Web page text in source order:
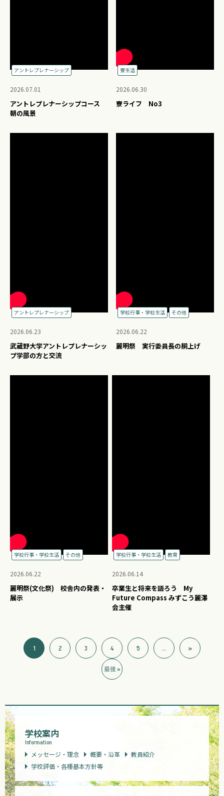
アントレプレナーシップ
2026.07.01
アントレプレナーシップコース
朝の風景
寮生活
2026.06.30
寮ライフ No3
アントレプレナーシップ
2026.06.23
武蔵野大学アントレプレナーシッ
プ学部の方と交流
学校行事・学校生活 その他
2026.06.22
麗明祭 実行委員長の胴上げ
学校行事・学校生活 その他
2026.06.22
麗明祭(文化祭) 校舎内の発表・
展示
学校行事・学校生活 教育
2026.06.14
卒業生と将来を語ろう My
Future Compass みずこう麗澤
会主催
1 2 3 4 5 ... »
最後 »
学校案内
Information
メッセージ・理念
概要・沿革
教員紹介
学校評価・各種基本方針等